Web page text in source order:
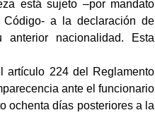
está sujeto –por mandato
a la declaración de
nacionalidad. Esta
artículo 224 del Reglamento
ante el funcionario
ochenta días posteriores a la